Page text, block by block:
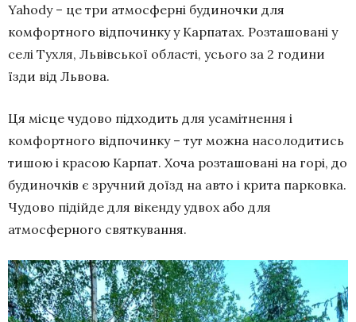
Yahody – це три атмосферні будиночки для
комфортного відпочинку у Карпатах. Розташовані у
селі Тухля, Львівської області, усього за 2 години
їзди від Львова.
Ця місце чудово підходить для усамітнення і
комфортного відпочинку – тут можна насолодитись
тишою і красою Карпат. Хоча розташовані на горі, до
будиночків є зручний доїзд на авто і крита парковка.
Чудово підійде для вікенду удвох або для
атмосферного святкування.